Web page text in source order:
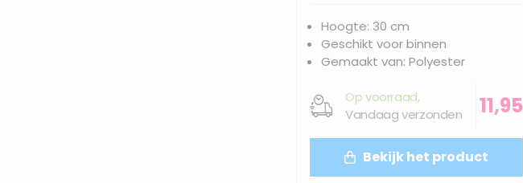
Hoogte: 30 cm
Geschikt voor binnen
Gemaakt van: Polyester
Op voorraad,
Vandaag verzonden
11,95
Bekijk het product